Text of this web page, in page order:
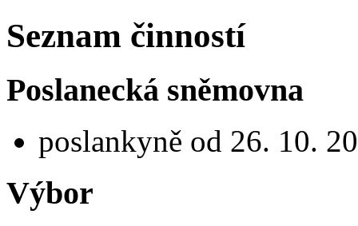
Seznam činností
Poslanecká sněmovna
poslankyně od 26. 10.
Výbor